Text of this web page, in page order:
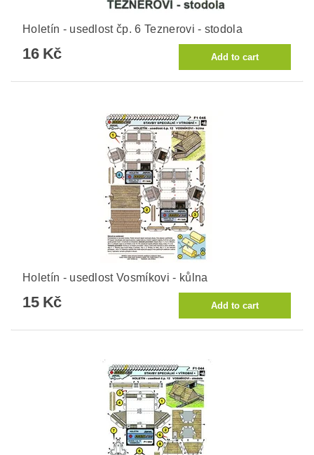
Holetín - usedlost čp. 6 Teznerovi - stodola
16 Kč
Holetín - usedlost Vosmíkovi - kůlna
15 Kč